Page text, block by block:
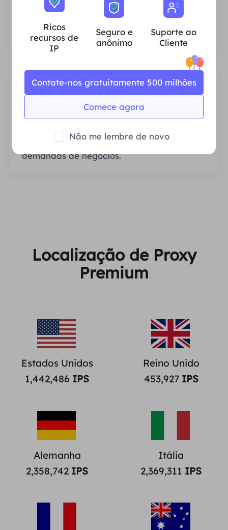
Garantimos que nossos recursos de proxy
IP sejam estáveis ​​e confiáveis ​​e nos
esforçamos constantemente para expandir
o pool de proxy atual para atender às
necessidades de cada cliente.
Largura de banda abundante atende às
demandas de negócios.
Localização de Proxy
Premium
Estados Unidos
1,442,486 IPS
Reino Unido
453,927IPS
Alemanha
2,358,742 IPS
Itália
2,369,311 IPS
Ricos
recursos de
IP
Seguro e
anônimo
Suporte ao
Cliente
Comece agora
Contate-nos gratuitamente 500 milhões
Não me lembre de novo